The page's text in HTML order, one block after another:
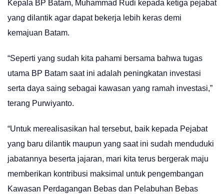
Kepala BP Batam, Muhammad Rudi kepada ketiga pejabat
yang dilantik agar dapat bekerja lebih keras demi
kemajuan Batam.
“Seperti yang sudah kita pahami bersama bahwa tugas
utama BP Batam saat ini adalah peningkatan investasi
serta daya saing sebagai kawasan yang ramah investasi,”
terang Purwiyanto.
“Untuk merealisasikan hal tersebut, baik kepada Pejabat
yang baru dilantik maupun yang saat ini sudah menduduki
jabatannya beserta jajaran, mari kita terus bergerak maju
memberikan kontribusi maksimal untuk pengembangan
Kawasan Perdagangan Bebas dan Pelabuhan Bebas